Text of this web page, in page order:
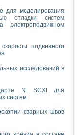
для моделирования
отладки систем
электроподвижном
подвижного
исследований в
Nl SCXI для
систем
сварных швов